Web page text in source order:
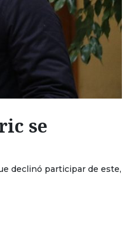
se
declinó participar de este,